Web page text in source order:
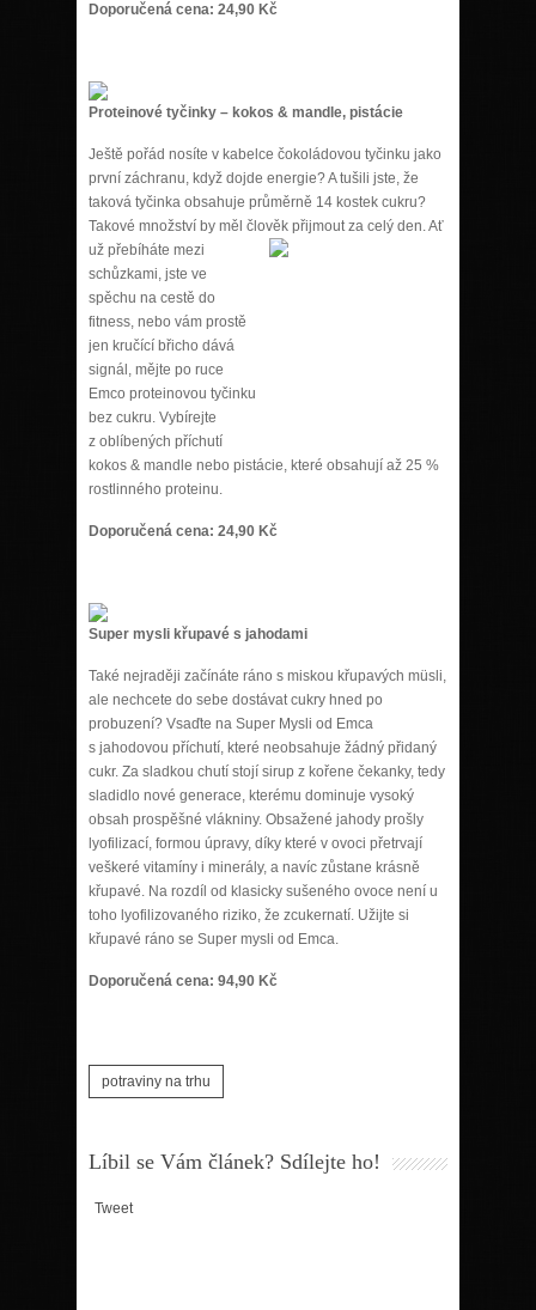
Doporučená cena: 24,90 Kč
Proteinové tyčinky – kokos & mandle, pistácie
Ještě pořád nosíte v kabelce čokoládovou tyčinku jako
první záchranu, když dojde energie? A tušili jste, že
taková tyčinka obsahuje průměrně 14 kostek cukru?
Takové množství by měl člověk přijmout za celý den. Ať
už přebíháte mezi
schůzkami, jste ve
spěchu na cestě do
fitness, nebo vám prostě
jen kručící břicho dává
signál, mějte po ruce
Emco proteinovou tyčinku
bez cukru. Vybírejte
z oblíbených příchutí
kokos & mandle nebo pistácie, které obsahují až 25 %
rostlinného proteinu.
Doporučená cena: 24,90 Kč
Super mysli křupavé s jahodami
Také nejraději začínáte ráno s miskou křupavých müsli,
ale nechcete do sebe dostávat cukry hned po
probuzení? Vsaďte na Super Mysli od Emca
s jahodovou příchutí, které neobsahuje žádný přidaný
cukr. Za sladkou chutí stojí sirup z kořene čekanky, tedy
sladidlo nové generace, kterému dominuje vysoký
obsah prospěšné vlákniny. Obsažené jahody prošly
lyofilizací, formou úpravy, díky které v ovoci přetrvají
veškeré vitamíny i minerály, a navíc zůstane krásně
křupavé. Na rozdíl od klasicky sušeného ovoce není u
toho lyofilizovaného riziko, že zcukernatí. Užijte si
křupavé ráno se Super mysli od Emca.
Doporučená cena: 94,90 Kč
potraviny na trhu
Líbil se Vám článek? Sdílejte ho!
Tweet